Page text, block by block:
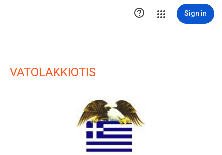
 Sign in
VATOLAKKIOTIS